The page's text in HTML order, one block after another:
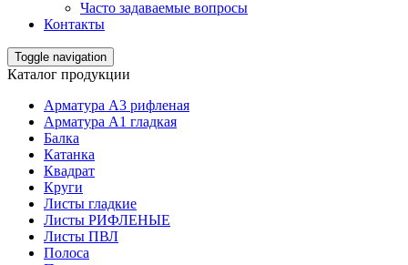
Часто задаваемые вопросы
Контакты
Toggle navigation
Каталог продукции
Арматура А3 рифленая
Арматура А1 гладкая
Балка
Катанка
Квадрат
Круги
Листы гладкие
Листы РИФЛЕНЫЕ
Листы ПВЛ
Полоса